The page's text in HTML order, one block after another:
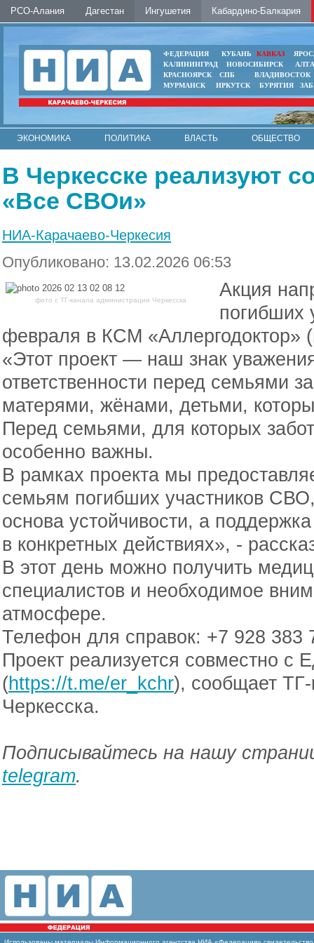
РСО-Алания Дагестан Ингушетия Кабардино-Балкария
ФЕДЕРАЦИЯ КУБАНЬ КАВКАЗ
КАЛИНИНГРАД
НОВОСИБИРСК
КРАСНОЯРСК
СПБ
ВЛАДИВОСТОК
МУРМАНСК
ИРКУТСК БУРЯТИЯ
ЭКОНОМИКА ПОЛИТИКА ВЛАСТЬ
ОБЩЕСТВО
В Черкесске реализуют
«Все СВОи»
НИА-Карачаево-Черкесия
Опубликовано: 13.02.2026 06:53
фото с ТГ-канала администрации Черкесска
Акция
погибших
февраля в КСМ «Аллергодоктор»
«Этот проект — наш знак
ответственности перед семьями
матерями, жёнами, детьми,
Перед семьями, для которых
особенно важны.
В рамках проекта мы
семьям погибших участников
основа устойчивости, а
в конкретных действиях», -
В этот день можно получить
специалистов и необходимое
атмосфере.
Телефон для справок: +7 928 383
Проект реализуется совместно с
(https://t.me/er_kchr), сообщает
Черкесска.
Подписывайтесь на нашу
telegram.